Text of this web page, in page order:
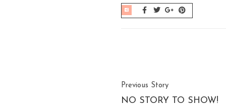
Previous Story
NO STORY TO SHOW!